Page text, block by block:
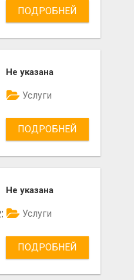
ПОДРОБНЕЙ
Не указана
Услуги
ПОДРОБНЕЙ
Не указана
Услуги
ПОДРОБНЕЙ